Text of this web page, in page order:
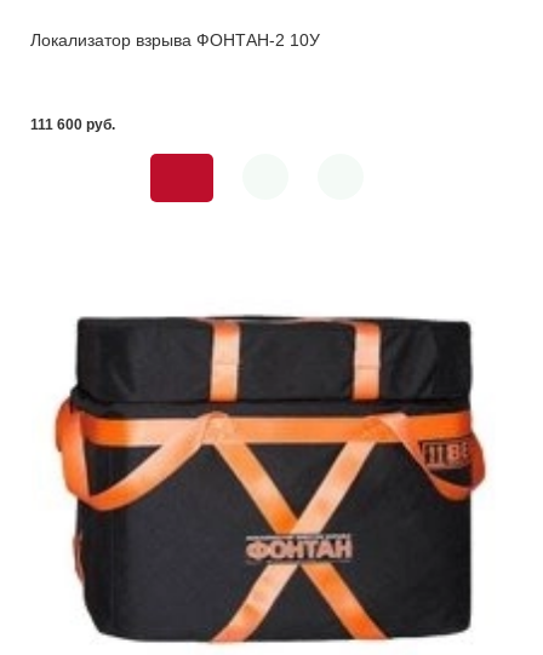
Локализатор взрыва ФОНТАН-2 10У
111 600 pуб.